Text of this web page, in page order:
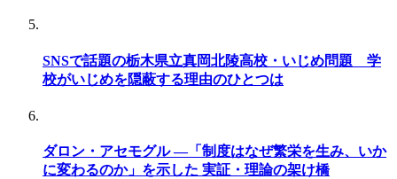
SNSで話題の栃木県立真岡北陵高校・いじめ問題 学
校がいじめを隠蔽する理由のひとつは
ダロン・アセモグル —「制度はなぜ繁栄を生み、いか
に変わるのか」を示した 実証・理論の架け橋